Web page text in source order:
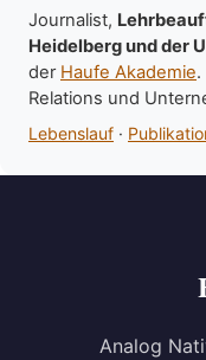
Journalist,
Heidelberg und der
der Haufe Akademie.
Relations und
Lebenslauf ·
Analog